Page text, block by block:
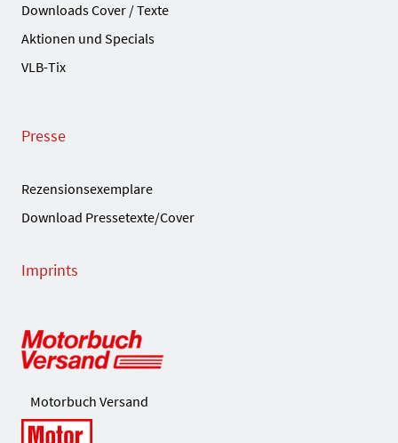
Downloads Cover / Texte
Aktionen und Specials
VLB-Tix
Presse
Rezensionsexemplare
Download Pressetexte/Cover
Imprints
Motorbuch Versand